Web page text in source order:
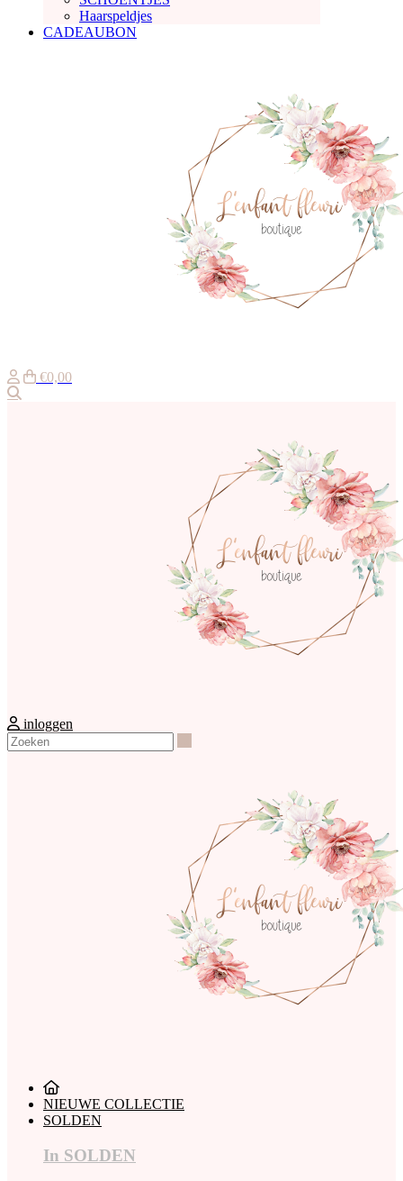
Haarspeldjes
CADEAUBON
€0,00
inloggen
NIEUWE COLLECTIE
SOLDEN
In SOLDEN